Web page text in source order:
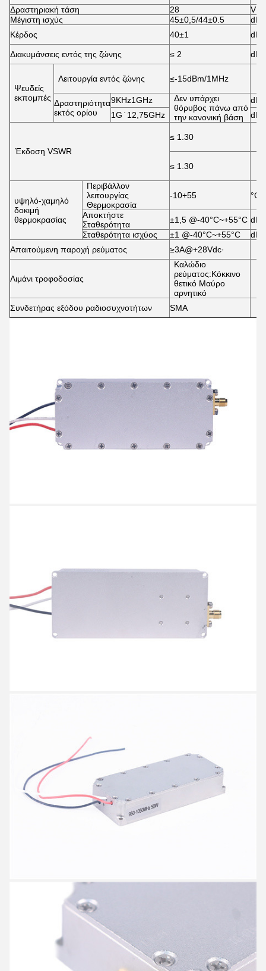
Δραστηριακή τάση
28
V
Μέγιστη ισχύς
45±0,5/44±0.5
Κέρδος
40±1 dB
Διακυμάνσεις εντός της ζώνης ≤ 2 dB
Ψευδείς
εκπομπές
Λειτουργία εντός ζώνης ≤-15dBm/1MHz
Δραστηριότητα
εκτός ορίου
9KHz1GHz
Δεν υπάρχει
θόρυβος πάνω από
την κανονική βάση
1G ̇ 12,75GHz
Έκδοση VSWR
≤ 1.30
≤ 1.30
υψηλό-χαμηλό
δοκιμή
θερμοκρασίας
Περιβάλλον
λειτουργίας
Θερμοκρασία
-10+55 °C
Αποκτήστε
Σταθερότητα
±1,5 @-40°C~+55°C dB
Σταθερότητα ισχύος
±1 @-40°C~+55°C
dB
Απαιτούμενη παροχή ρεύματος
≥3A@+28Vdc·
Λιμάνι τροφοδοσίας
Καλώδιο
ρεύματος:Κόκκινο
θετικό Μαύρο
αρνητικό
Συνδετήρας εξόδου ραδιοσυχνοτήτων
SMA